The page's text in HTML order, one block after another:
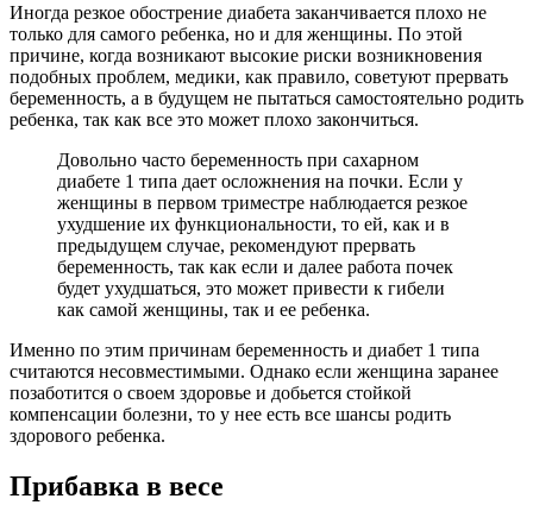
Иногда резкое обострение диабета заканчивается плохо не
только для самого ребенка, но и для женщины. По этой
причине, когда возникают высокие риски возникновения
подобных проблем, медики, как правило, советуют прервать
беременность, а в будущем не пытаться самостоятельно родить
ребенка, так как все это может плохо закончиться.
Довольно часто беременность при сахарном
диабете 1 типа дает осложнения на почки. Если у
женщины в первом триместре наблюдается резкое
ухудшение их функциональности, то ей, как и в
предыдущем случае, рекомендуют прервать
беременность, так как если и далее работа почек
будет ухудшаться, это может привести к гибели
как самой женщины, так и ее ребенка.
Именно по этим причинам беременность и диабет 1 типа
считаются несовместимыми. Однако если женщина заранее
позаботится о своем здоровье и добьется стойкой
компенсации болезни, то у нее есть все шансы родить
здорового ребенка.
Прибавка в весе